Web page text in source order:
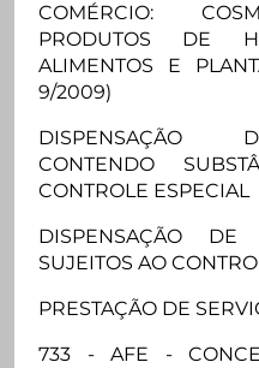
COMÉRCIO:
PRODUTOS DE
ALIMENTOS E
9/2009)
DISPENSAÇÃO
CONTENDO
CONTROLE ESPECIAL
DISPENSAÇÃO DE
SUJEITOS AO
PRESTAÇÃO DE
733 - AFE -